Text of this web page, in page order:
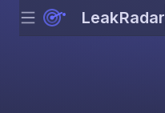
Menu LeakRadar